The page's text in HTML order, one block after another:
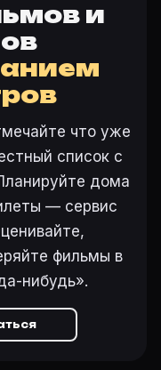
и
что уже
список с
дома
— сервис
фильмы в
нибудь».